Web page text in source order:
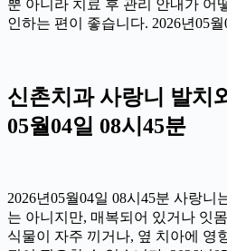
뿐 아니라 치료 후 관리 안내가 어
인하는 편이 좋습니다. 2026년05월
신촌치과 사랑니 발치
05월04일 08시45분
2026년05월04일 08시45분 사랑
는 아니지만, 매복되어 있거나 잇
식물이 자주 끼거나, 옆 치아에 영